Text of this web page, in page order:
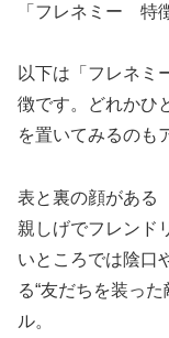
「フレネミー 特
以下は「フレネミ
徴です。どれかひ
を置いてみるのも
表と裏の顔がある
親しげでフレンド
いところでは陰口
る“友だちを装っ
ル。